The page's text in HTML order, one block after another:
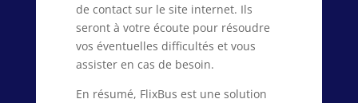
de contact sur le site internet. Ils
seront à votre écoute pour résoudre
vos éventuelles difficultés et vous
assister en cas de besoin.
En résumé, FlixBus est une solution